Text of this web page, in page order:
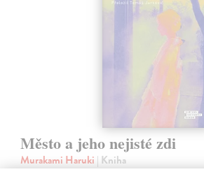
Město a jeho nejisté zdi
Murakami Haruki | Kniha